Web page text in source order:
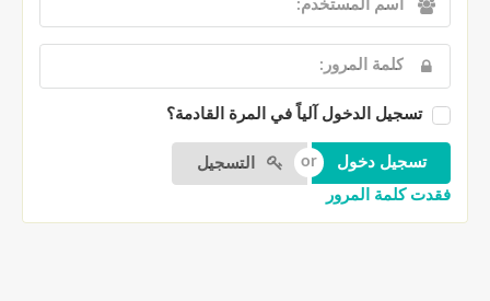
تسجيل الدخول آلياً في المرة القادمة؟
التسجيل
فقدت كلمة المرور